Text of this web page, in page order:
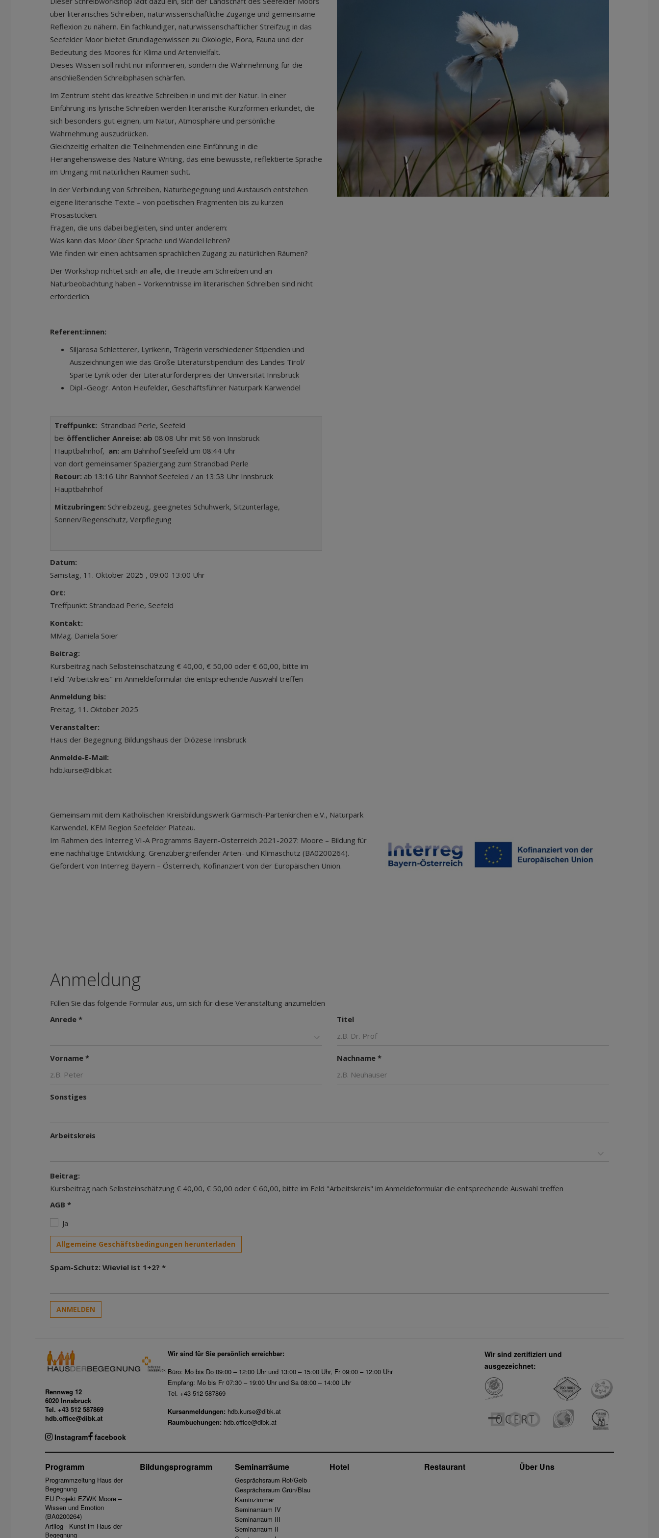
über literarisches Schreiben, naturwissenschaftliche Zugänge und gemeinsame
Reflexion zu nähern. Ein fachkundiger, naturwissenschaftlicher Streifzug in das
Seefelder Moor bietet Grundlagenwissen zu Ökologie, Flora, Fauna und der
Bedeutung des Moores für Klima und Artenvielfalt.
Dieses Wissen soll nicht nur informieren, sondern die Wahrnehmung für die
anschließenden Schreibphasen schärfen.
Im Zentrum steht das kreative Schreiben in und mit der Natur. In einer
Einführung ins lyrische Schreiben werden literarische Kurzformen erkundet, die
sich besonders gut eignen, um Natur, Atmosphäre und persönliche
Wahrnehmung auszudrücken.
Gleichzeitig erhalten die Teilnehmenden eine Einführung in die
Herangehensweise des Nature Writing, das eine bewusste, reflektierte Sprache
im Umgang mit natürlichen Räumen sucht.
In der Verbindung von Schreiben, Naturbegegnung und Austausch entstehen
eigene literarische Texte – von poetischen Fragmenten bis zu kurzen
Prosastücken.
Fragen, die uns dabei begleiten, sind unter anderem:
Was kann das Moor über Sprache und Wandel lehren?
Wie finden wir einen achtsamen sprachlichen Zugang zu natürlichen Räumen?
Der Workshop richtet sich an alle, die Freude am Schreiben und an
Naturbeobachtung haben – Vorkenntnisse im literarischen Schreiben sind nicht
erforderlich.
Referent:innen:
Siljarosa Schletterer, Lyrikerin, Trägerin verschiedener Stipendien und
Auszeichnungen wie das Große Literaturstipendium des Landes Tirol/
Sparte Lyrik oder der Literaturförderpreis der Universität Innsbruck
Dipl.-Geogr. Anton Heufelder, Geschäftsführer Naturpark Karwendel
Treffpunkt: Strandbad Perle, Seefeld
bei öffentlicher Anreise: ab 08:08 Uhr mit S6 von Innsbruck
Hauptbahnhof, an: am Bahnhof Seefeld um 08:44 Uhr
von dort gemeinsamer Spaziergang zum Strandbad Perle
Retour: ab 13:16 Uhr Bahnhof Seefeled / an 13:53 Uhr Innsbruck
Hauptbahnhof
Mitzubringen: Schreibzeug, geeignetes Schuhwerk, Sitzunterlage,
Sonnen/Regenschutz, Verpflegung
Datum:
Samstag, 11. Oktober 2025 , 09:00-13:00 Uhr
Ort:
Treffpunkt: Strandbad Perle, Seefeld
Kontakt:
MMag. Daniela Soier
Beitrag:
Kursbeitrag nach Selbsteinschätzung € 40,00, € 50,00 oder € 60,00, bitte im
Feld "Arbeitskreis" im Anmeldeformular die entsprechende Auswahl treffen
Anmeldung bis:
Freitag, 11. Oktober 2025
Veranstalter:
Haus der Begegnung Bildungshaus der Diözese Innsbruck
Anmelde-E-Mail:
hdb.kurse@dibk.at
Gemeinsam mit dem Katholischen Kreisbildungswerk Garmisch-Partenkirchen e.V., Naturpark
Karwendel, KEM Region Seefelder Plateau.
Im Rahmen des Interreg VI-A Programms Bayern-Österreich 2021-2027: Moore – Bildung für
eine nachhaltige Entwicklung. Grenzübergreifender Arten- und Klimaschutz (BA0200264).
Gefördert von Interreg Bayern – Österreich, Kofinanziert von der Europäischen Union.
Anmeldung
Füllen Sie das folgende Formular aus, um sich für diese Veranstaltung anzumelden
Anrede *
Titel
Vorname * Nachname *
Sonstiges
Arbeitskreis
Beitrag:
Kursbeitrag nach Selbsteinschätzung € 40,00, € 50,00 oder € 60,00, bitte im Feld "Arbeitskreis" im Anmeldeformular die entsprechende Auswahl treffen
AGB *
Ja
Allgemeine Geschäftsbedingungen herunterladen
Spam-Schutz: Wieviel ist 1+2? *
ANMELDEN
Rennweg 12
6020 Innsbruck
Tel. +43 512 587869
hdb.office@dibk.at
Instagram facebook
Wir sind für Sie persönlich erreichbar:
Büro: Mo bis Do 09:00 – 12:00 Uhr und 13:00 – 15:00 Uhr, Fr 09:00 – 12:00 Uhr
Empfang: Mo bis Fr 07:30 – 19:00 Uhr und Sa 08:00 – 14:00 Uhr
Tel. +43 512 587869
Kursanmeldungen: hdb.kurse@dibk.at
Raumbuchungen: hdb.office@dibk.at
Wir sind zertifiziert und
ausgezeichnet:
Programm
Programmzeitung Haus der
Begegnung
EU Projekt EZWK Moore –
Wissen und Emotion
(BA0200264)
Artilog - Kunst im Haus der
Begegnung
Bildungsprogramm Seminarräume
Gesprächsraum Rot/Gelb
Gesprächsraum Grün/Blau
Kaminzimmer
Seminarraum IV
Seminarraum III
Seminarraum II
Hotel Restaurant Über Uns